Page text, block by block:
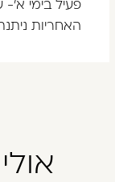
פעיל בימי א'- עד
האחריות